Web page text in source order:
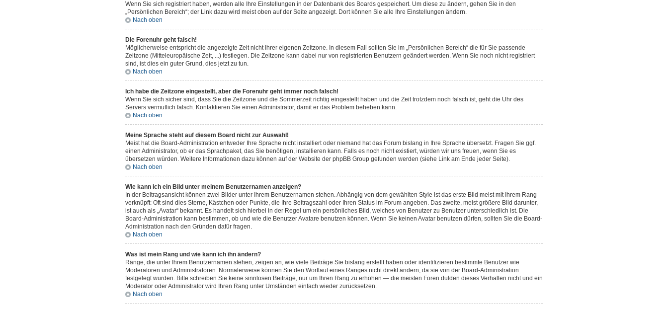
Wenn Sie sich registriert haben, werden alle Ihre Einstellungen in der Datenbank des Boards gespeichert. Um diese zu ändern, gehen Sie in den
„Persönlichen Bereich“; der Link dazu wird meist oben auf der Seite angezeigt. Dort können Sie alle Ihre Einstellungen ändern.
Nach oben
Die Forenuhr geht falsch!
Möglicherweise entspricht die angezeigte Zeit nicht Ihrer eigenen Zeitzone. In diesem Fall sollten Sie im „Persönlichen Bereich“ die für Sie passende
Zeitzone (Mitteleuropäische Zeit, ...) festlegen. Die Zeitzone kann dabei nur von registrierten Benutzern geändert werden. Wenn Sie noch nicht registriert
sind, ist dies ein guter Grund, dies jetzt zu tun.
Nach oben
Ich habe die Zeitzone eingestellt, aber die Forenuhr geht immer noch falsch!
Wenn Sie sich sicher sind, dass Sie die Zeitzone und die Sommerzeit richtig eingestellt haben und die Zeit trotzdem noch falsch ist, geht die Uhr des
Servers vermutlich falsch. Kontaktieren Sie einen Administrator, damit er das Problem beheben kann.
Nach oben
Meine Sprache steht auf diesem Board nicht zur Auswahl!
Meist hat die Board-Administration entweder Ihre Sprache nicht installiert oder niemand hat das Forum bislang in Ihre Sprache übersetzt. Fragen Sie ggf.
einen Administrator, ob er das Sprachpaket, das Sie benötigen, installieren kann. Falls es noch nicht existiert, würden wir uns freuen, wenn Sie es
übersetzen würden. Weitere Informationen dazu können auf der Website der phpBB Group gefunden werden (siehe Link am Ende jeder Seite).
Nach oben
Wie kann ich ein Bild unter meinem Benutzernamen anzeigen?
In der Beitragsansicht können zwei Bilder unter Ihrem Benutzernamen stehen. Abhängig von dem gewählten Style ist das erste Bild meist mit Ihrem Rang
verknüpft: Oft sind dies Sterne, Kästchen oder Punkte, die Ihre Beitragszahl oder Ihren Status im Forum angeben. Das zweite, meist größere Bild darunter,
ist auch als „Avatar“ bekannt. Es handelt sich hierbei in der Regel um ein persönliches Bild, welches von Benutzer zu Benutzer unterschiedlich ist. Die
Board-Administration kann bestimmen, ob und wie die Benutzer Avatare benutzen können. Wenn Sie keinen Avatar benutzen dürfen, sollten Sie die Board-
Administration nach den Gründen dafür fragen.
Nach oben
Was ist mein Rang und wie kann ich ihn ändern?
Ränge, die unter Ihrem Benutzernamen stehen, zeigen an, wie viele Beiträge Sie bislang erstellt haben oder identifizieren bestimmte Benutzer wie
Moderatoren und Administratoren. Normalerweise können Sie den Wortlaut eines Ranges nicht direkt ändern, da sie von der Board-Administration
festgelegt wurden. Bitte schreiben Sie keine sinnlosen Beiträge, nur um Ihren Rang zu erhöhen — die meisten Foren dulden dieses Verhalten nicht und ein
Moderator oder Administrator wird Ihren Rang unter Umständen einfach wieder zurücksetzen.
Nach oben